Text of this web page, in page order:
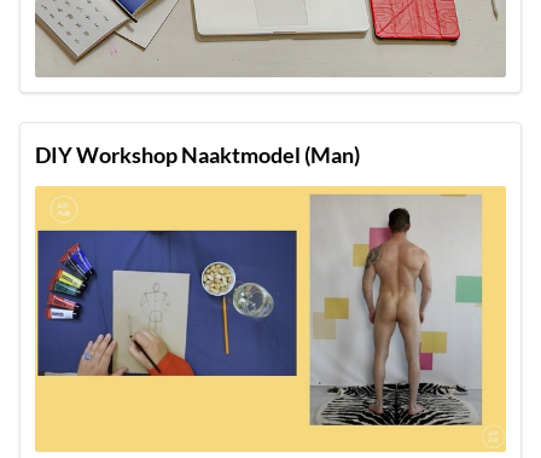
DIY Workshop Naaktmodel (Man)